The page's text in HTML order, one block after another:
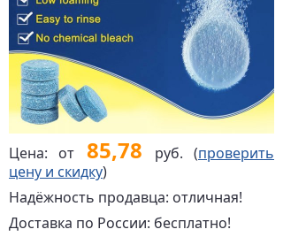
Цена: от 85,78 руб. (проверить
цену и скидку)
Надёжность продавца: отличная!
Доставка по России: бесплатно!